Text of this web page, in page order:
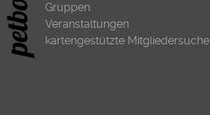
Gruppen
Veranstaltungen
kartengestützte Mitgliedersuche